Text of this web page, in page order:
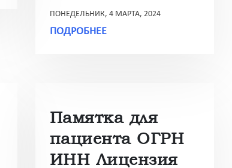
ПОНЕДЕЛЬНИК, 4 МАРТА, 2024
ПОДРОБНЕЕ
Памятка для
пациента ОГРН
ИНН Лицензия